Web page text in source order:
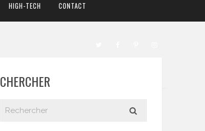
HIGH-TECH CONTACT
CHERCHER